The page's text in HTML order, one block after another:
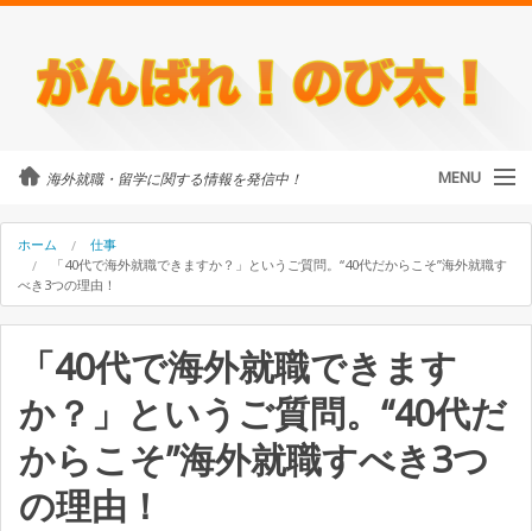
海外就職・留学に関する情報を発信中！ MENU
カテゴリ
留学・ワーホリ
のび太について
外国人に街頭インタビュー
海外就職・留学に関するご相談
ホーム
仕事
「40代で海外就職できますか？」というご質問。“40代だからこそ”海外就職す
べき3つの理由！
「40代で海外就職できます
か？」というご質問。“40代だ
からこそ”海外就職すべき3つ
の理由！